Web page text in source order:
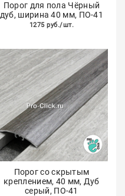
Порог для пола Чёрный
дуб, ширина 40 мм, ПО-41
1275 руб./шт.
Порог со скрытым
креплением, 40 мм, Дуб
серый, ПО-41